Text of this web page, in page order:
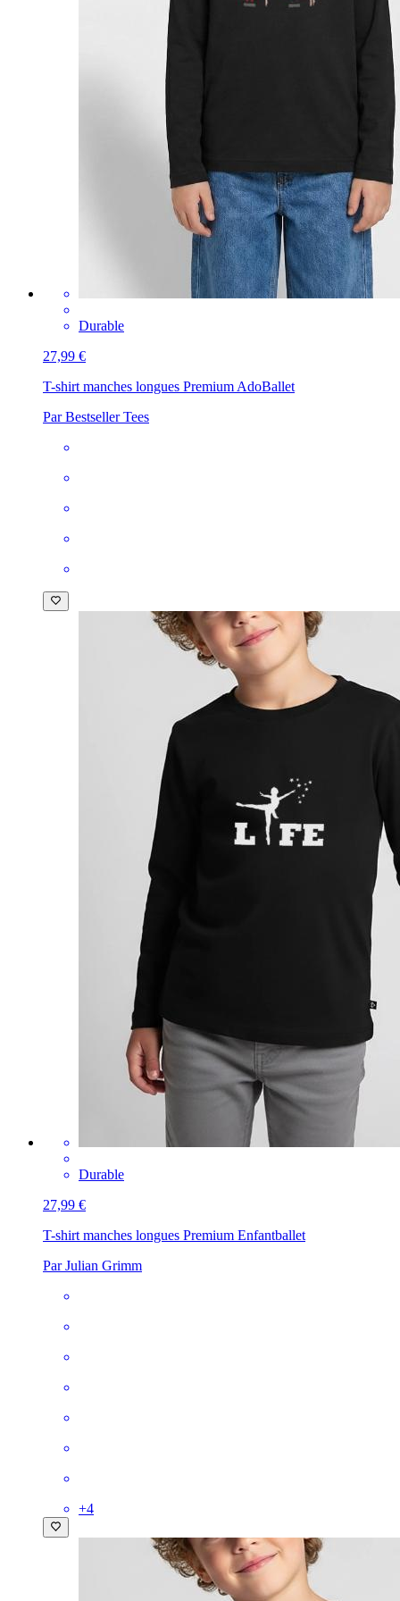
Durable
27,99 €
T-shirt manches longues Premium AdoBallet
Par Bestseller Tees
Durable
27,99 €
T-shirt manches longues Premium Enfantballet
Par Julian Grimm
+4